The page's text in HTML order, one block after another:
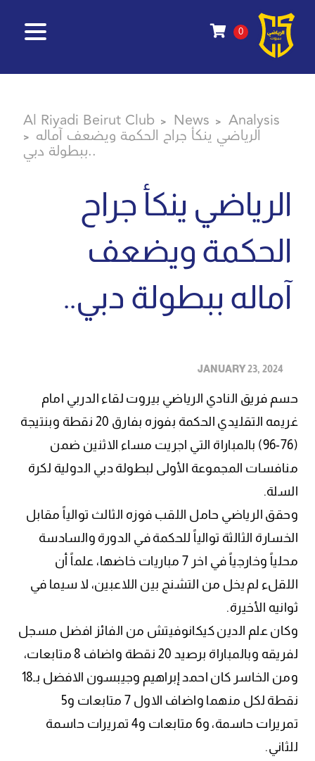
0
Al Riyadi Beirut Club > News > Analysis
> الرياضي ينكأ جراح الحكمة ويضعف آماله
ببطولة دبي..
الرياضي ينكأ جراح
الحكمة ويضعف
آماله ببطولة دبي..
حسم فريق النادي الرياضي بيروت لقاء الدربي امام
غريمه التقليدي الحكمة بفوزه بفارق 20 نقطة وبنتيجة
(76-96) بالمباراة التي اجريت مساء الاثنين ضمن
منافسات المجموعة الأولى لبطولة دبي الدولية لكرة
السلة.
وحقق الرياضي حامل اللقب فوزه الثالث توالياً مقابل
الخسارة الثالثة توالياً للحكمة في الدورة والسادسة
محلياً وخارجياً في اخر 7 مباريات خاضها، علماً أن
اللقلء لم يخل من التشنج بين اللاعبين، لا سيما في
ثوانيه الأخيرة.
وكان علم الدين كيكانوفيتش من الفائز افضل مسجل
لفريقه وبالمباراة برصيد 20 نقطة واضاف 8 متابعات،
ومن الخاسر كان احمد إبراهيم وجيبسون الافضل بـ18
نقطة لكل منهما واضاف الاول 7 متابعات و5
تمريرات حاسمة، و6 متابعات و4 تمريرات حاسمة
للثاني.